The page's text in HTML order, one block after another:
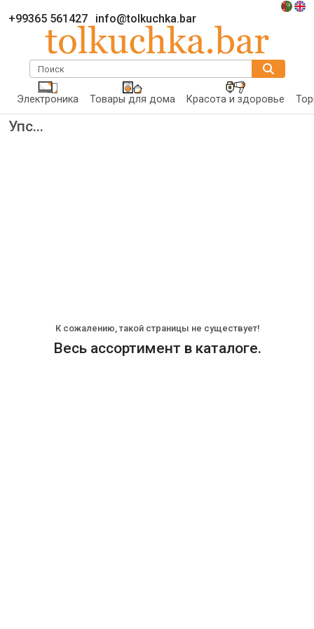
+99365 561427 info@tolkuchka.bar
Поиск
Электроника Товары для дома Красота и здоровье
Упс...
К сожалению, такой страницы не существует!
Весь ассортимент в каталоге.